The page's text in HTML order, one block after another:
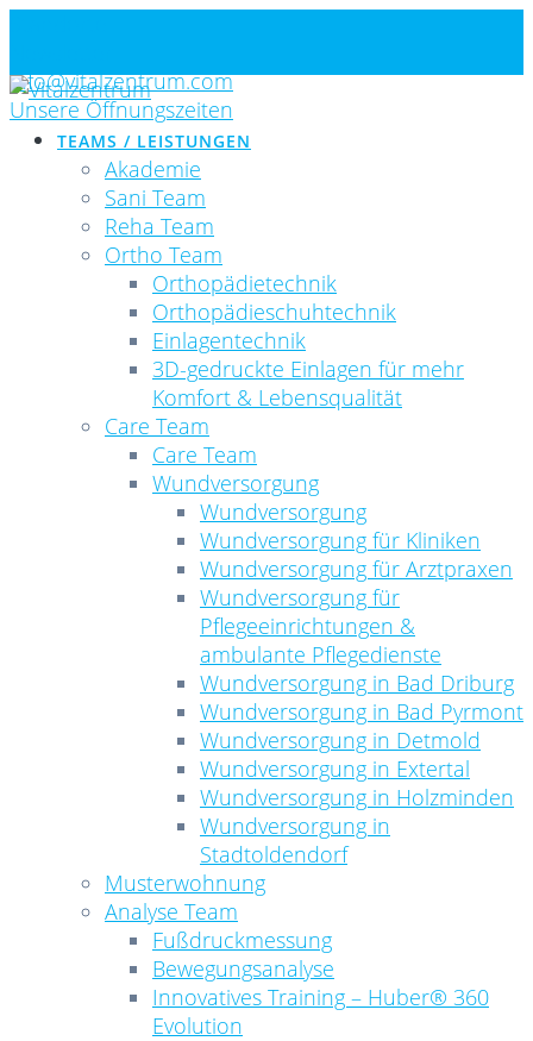
content
info@vitalzentrum.com
Unsere Öffnungszeiten
TEAMS / LEISTUNGEN
Akademie
Sani Team
Reha Team
Ortho Team
Orthopädietechnik
Orthopädieschuhtechnik
Einlagentechnik
3D-gedruckte Einlagen für mehr
Komfort & Lebensqualität
Care Team
Care Team
Wundversorgung
Wundversorgung
Wundversorgung für Kliniken
Wundversorgung für Arztpraxen
Wundversorgung für
Pflegeeinrichtungen &
ambulante Pflegedienste
Wundversorgung in Bad Driburg
Wundversorgung in Bad Pyrmont
Wundversorgung in Detmold
Wundversorgung in Extertal
Wundversorgung in Holzminden
Wundversorgung in
Stadtoldendorf
Musterwohnung
Analyse Team
Fußdruckmessung
Bewegungsanalyse
Innovatives Training – Huber® 360
Evolution